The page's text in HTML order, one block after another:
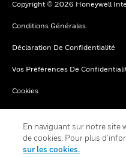
Copyright © 2026 Honeywell
Conditions Générales
Déclaration De Confidentialité
Vos Préférences De
Cookies
En naviguant sur notre site
de cookies. Pour plus
sur les cookies.